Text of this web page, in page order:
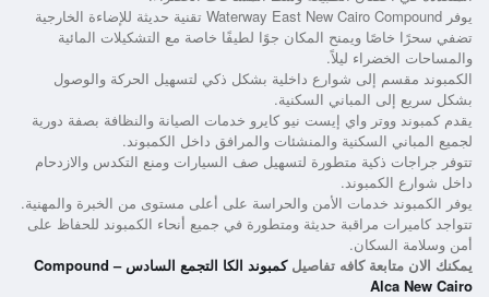
يوفر Waterway East New Cairo Compound تقنية حديثة للإضاءة الخارجية
تضفي سحرًا خاصًا ويمنح المكان جوًا لطيفًا خاصة مع التشكيلات المائية
والمساحات الخضراء ليلاً.
الكمبوند مقسم إلى شوارع داخلية بشكل ذكي لتسهيل الحركة والوصول
بشكل سريع إلى المباني السكنية.
يقدم كمبوند ووتر واي إيست نيو كايرو خدمات الصيانة والنظافة بصفة دورية
لجميع المباني السكنية والمنشئات والمرافق داخل الكمبوند.
تتوفر جراجات ذكية متطورة لتسهيل صف السيارات ومنع التكدس والازدحام
داخل شوارع الكمبوند.
يوفر الكمبوند خدمات الأمن والحراسة على أعلى مستوى من الخبرة والمهنية.
تتواجد كاميرات مراقبة حديثة ومتطورة في جميع أنحاء الكمبوند للحفاظ على
أمن وسلامة السكان.
يمكنك الان متابعة كافه تفاصيل
كمبوند الكا التجمع السادس – Compound
Alca New Cairo